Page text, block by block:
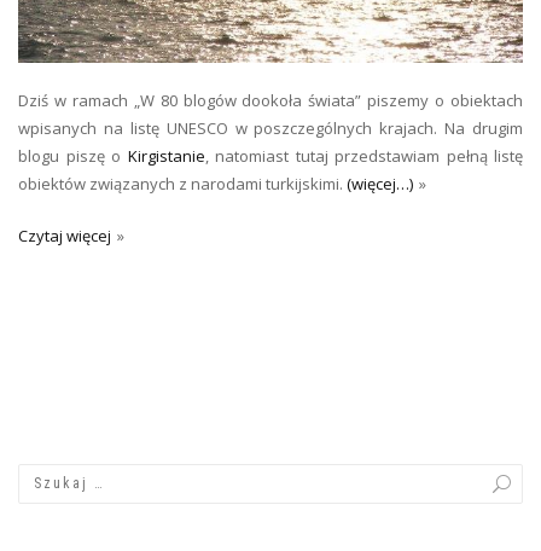
Dziś w ramach „W 80 blogów dookoła świata” piszemy o obiektach
wpisanych na listę UNESCO w poszczególnych krajach. Na drugim
blogu piszę o Kirgistanie , natomiast tutaj przedstawiam pełną listę
obiektów związanych z narodami turkijskimi. (więcej…)
Czytaj więcej